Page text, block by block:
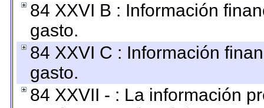
84 XXVI B : Información
gasto.
84 XXVI C : Información
gasto.
84 XXVII - : La información